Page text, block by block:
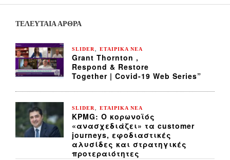
ΤΕΛΕΥΤΑΙΑ ΆΡΘΡΑ
SLIDER ΕΤΑΙΡΙΚΑ ΝΕΑ
Grant Thornton ,
Respond & Restore
Together | Covid-19 Web Series”
SLIDER ΕΤΑΙΡΙΚΑ ΝΕΑ
KPMG: Ο κορωνοϊός
«ανασχεδιάζει» τα customer
journeys, εφοδιαστικές
αλυσίδες και στρατηγικές
προτεραιότητες